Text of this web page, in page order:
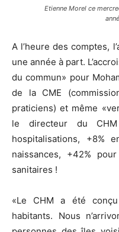
Etienne Morel ce
A l’heure des comptes,
une année à part.
du commun» pour
de la CME
praticiens) et même
le directeur du
hospitalisations, +8%
naissances, +42%
sanitaires !
«Le CHM a été
habitants. Nous